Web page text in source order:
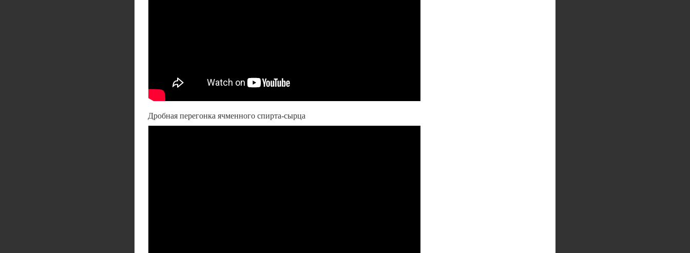
Дробная перегонка ячменного спирта-сырца